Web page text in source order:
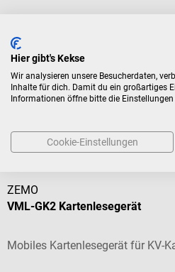
297,38 €*
Preise inkl. MwSt. zzgl. Versandkosten
Kunden kauften auch
ZEMO
VML-GK2 Kartenlesegerät
Mobiles Kartenlesegerät für KV-
Hier gibt's Kekse
Wir analysieren unsere Besucherdaten,
Inhalte für dich. Damit du ein großartiges
Informationen öffne bitte die
Cookie-Einstellungen